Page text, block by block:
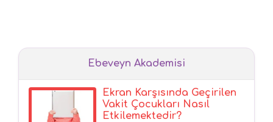
Ebeveyn Akademisi
Ekran Karşısında Geçirilen
Vakit Çocukları Nasıl
Etkilemektedir?